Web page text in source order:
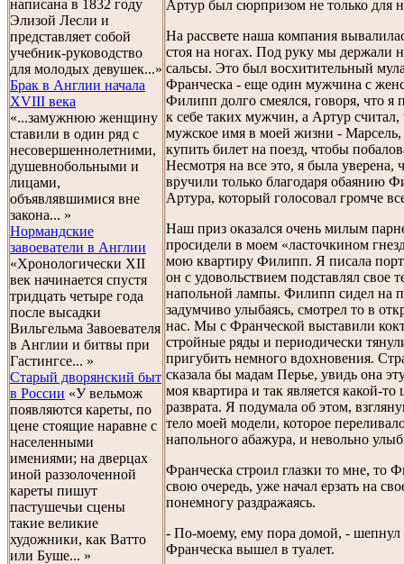
написана в 1832 году
Элизой Лесли и
представляет собой
учебник-руководство
для молодых девушек...»
Брак в Англии начала
XVIII века
«...замужнюю женщину
ставили в один ряд с
несовершеннолетними,
душевнобольными и
лицами,
объявлявшимися вне
закона... »
Нормандские
завоеватели в Англии
«Хронологически XII
век начинается спустя
тридцать четыре года
после высадки
Вильгельма Завоевателя
в Англии и битвы при
Гастингсе... »
Старый дворянский быт
в России «У вельмож
появляются кареты, по
цене стоящие наравне с
населенными
имениями; на дверцах
иной раззолоченной
кареты пишут
пастушечьи сцены
такие великие
художники, как Ватто
или Буше... »
Артур был сюрпризом не только для
На рассвете наша компания
стоя на ногах. Под руку мы держали
сальсы. Это был восхитительный
Франческа - еще один мужчина с
Филипп долго смеялся, говоря, что я
к себе таких мужчин, а Артур считал,
мужское имя в моей жизни - Марсель,
купить билет на поезд, чтобы
Несмотря на все это, я была уверена,
вручили только благодаря обаянию
Артура, который голосовал громче
Наш приз оказался очень милым
просидели в моем «ласточкином
мою квартиру Филипп. Я писала
он с удовольствием подставлял свое
напольной лампы. Филипп сидел на
задумчиво улыбаясь, смотрел то в
нас. Мы с Франческой выставили
стройные ряды и периодически
пригубить немного вдохновения.
сказала бы мадам Перье, увидь она
моя квартира и так является какой-
разврата. Я подумала об этом,
тело моей модели, которое
напольного абажура, и невольно
Франческа строил глазки то мне, то
свою очередь, уже начал ерзать на
понемногу раздражаясь.
- По-моему, ему пора домой, -
Франческа вышел в туалет.